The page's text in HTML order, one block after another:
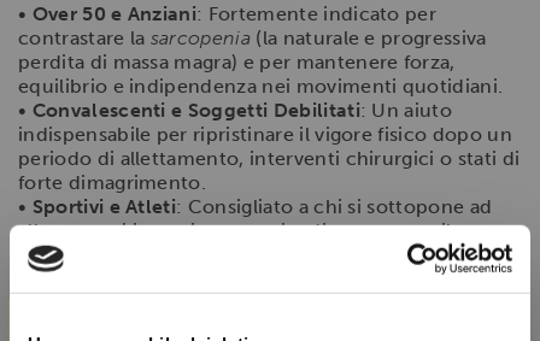
×
• Over 50 e Anziani: Fortemente indicato per
contrastare la sarcopenia (la naturale e progressiva
perdita di massa magra) e per mantenere forza,
equilibrio e indipendenza nei movimenti quotidiani.
• Convalescenti e Soggetti Debilitati: Un aiuto
indispensabile per ripristinare il vigore fisico dopo un
periodo di allettamento, interventi chirurgici o stati di
forte dimagrimento.
• Sportivi e Atleti: Consigliato a chi si sottopone ad
allenamenti intensi e necessita di proteggere il
muscolo dal catabolismo indotto dallo sforzo,
accelerando il recupero.